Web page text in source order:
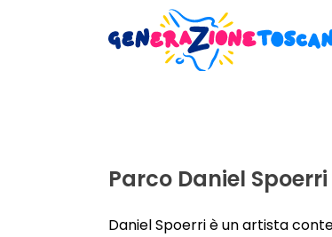
Parco Daniel Spoerri
Daniel Spoerri è un artista